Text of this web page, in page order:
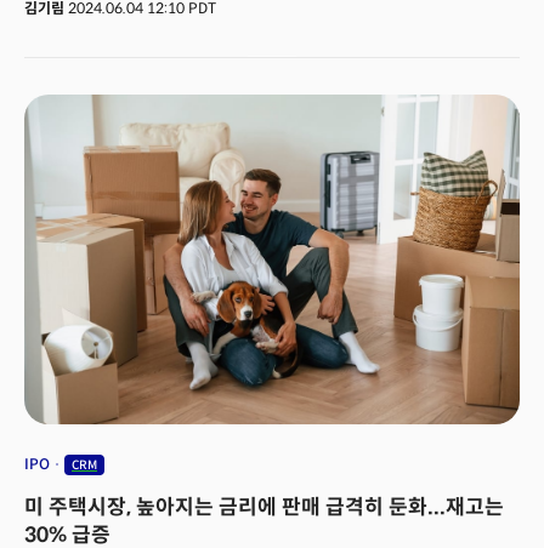
다음 분기는 20년 만에 처음으로 한 자릿수 성장률을 기록할 것으로 예상되고
있다. 이같은 결과는 세일즈포스의 매출 부진 때문이다. 1분기 매출은 91억
3000만달러(약 13조원)에 그치며 2006년 이후 처음으로 월가 전망치를
밑돌았다. 로이터 통신에 따르면 실적이 공개된 이후 최소 10곳의 기관들이
세일즈포스의 목표 주가를 하향 조정했다. 추후 성장 동력으로 AI를
제시했지만 시장의 반응은 그리 좋지 않다. 블룸버그 애널리스트들은
세일즈포스의 생성형 AI 서비스가 내년 혹은 내후년까지 매출에 기여하지
않을 것으로 내다보고 있다. 세일즈포스는 이 위기를 극복할 수 있을까?
1999년 탄생한 세일즈포스의 중심에는 늘 단단한 뿌리가 되어주는 공동
창업자이자 CEO인 마크 베니오프(Marc Benioff)가 있었다. 세일즈포스는
세계 최초로 클라우드 기반 서비스형 소프트웨어(SaaS)를 시작했고, 현재
시가총액 2617억달러(약 355조 7811원)로 글로벌 기업 시가총액 순위
30위권에 진입했다. 핵심 비즈니스 모델은 '기업의 고객 관리를 돕는 것'이다.
이들의 CRM 서비스는 웹사이트, 이메일, 콜센터, 온‧오프라인 매장 등에서
및 마케팅 전략을 세우도록 지원한다. 주요 제품으로는 고객 정보와 상호 작용,
고객 문의를 효율적으로 처리하는 서비스 클라우드(Service Cloud), 마케팅
캠페인을 계획하고 실행하는 마케팅 클라우드(Marketing Cloud), 온라인
김기림 2024.06.04 12:10 PDT
IPO CRM
미 주택시장, 높아지는 금리에 판매 급격히 둔화...재고는
30% 급증